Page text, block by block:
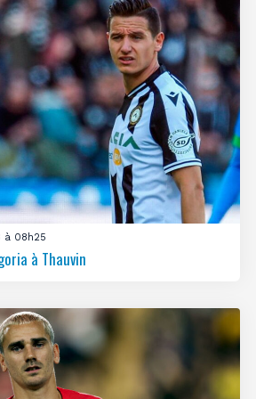
à 08h25
à Thauvin